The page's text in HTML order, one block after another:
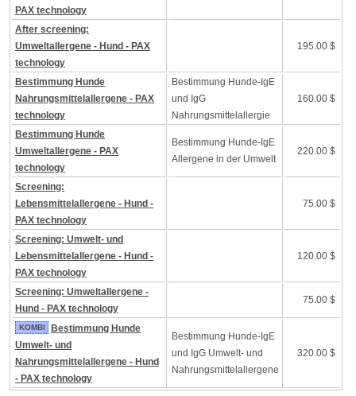
PAX technology
After screening:
Umweltallergene - Hund - PAX
technology
195.00 $
Bestimmung Hunde
Nahrungsmittelallergene - PAX
technology
Bestimmung Hunde-IgE
und IgG
Nahrungsmittelallergie
160.00 $
Bestimmung Hunde
Umweltallergene - PAX
technology
Bestimmung Hunde-IgE
Allergene in der Umwelt
220.00 $
Screening:
Lebensmittelallergene - Hund -
PAX technology
75.00 $
Screening: Umwelt- und
Lebensmittelallergene - Hund -
PAX technology
120.00 $
Screening: Umweltallergene -
Hund - PAX technology
75.00 $
KOMBI
Bestimmung Hunde
Umwelt- und
Nahrungsmittelallergene - Hund
- PAX technology
Bestimmung Hunde-IgE
und IgG Umwelt- und
Nahrungsmittelallergene
320.00 $